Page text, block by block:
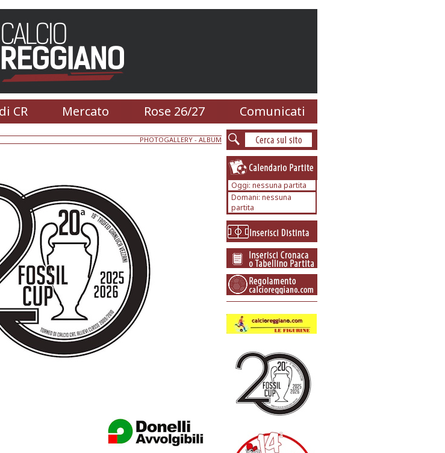
CR Mercato Rose 26/27 Comunicati
PHOTOGALLERY - ALBUM
Oggi: nessuna partita
Domani: nessuna
partita